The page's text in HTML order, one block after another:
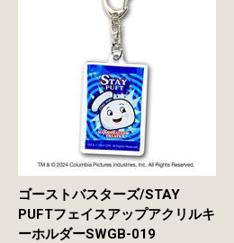
ゴーストバスターズ/STAY
PUFTフェイスアップアクリルキ
ーホルダーSWGB-019